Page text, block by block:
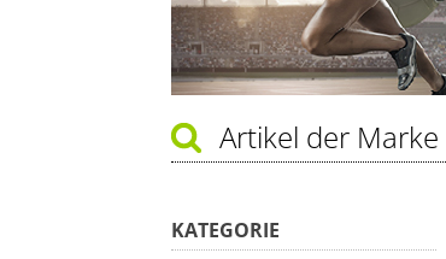
Artikel der Marke
KATEGORIE